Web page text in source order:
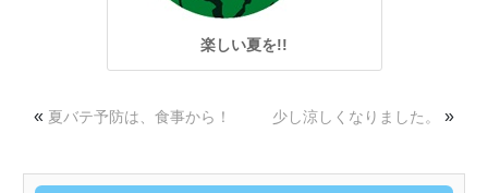
楽しい夏を!!
« 夏バテ予防は、食事から！ 少し涼しくなりました。 »